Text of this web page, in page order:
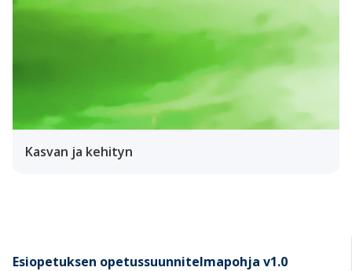
Kasvan ja kehityn
Esiopetuksen opetussuunnitelmapohja v1.0